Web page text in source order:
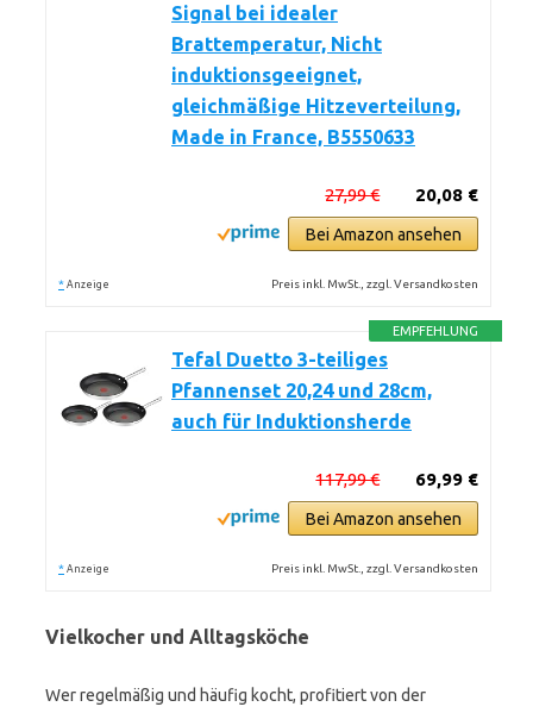
Signal bei idealer
Brattemperatur, Nicht
induktionsgeeignet,
gleichmäßige Hitzeverteilung,
Made in France, B5550633
20,08 €
27,99 €
Bei Amazon ansehen
* Anzeige Preis inkl. MwSt., zzgl. Versandkosten
EMPFEHLUNG
Tefal Duetto 3-teiliges
Pfannenset 20,24 und 28cm,
auch für Induktionsherde
69,99 €
117,99 €
Bei Amazon ansehen
* Anzeige Preis inkl. MwSt., zzgl. Versandkosten
Vielkocher und Alltagsköche
Wer regelmäßig und häufig kocht, profitiert von der